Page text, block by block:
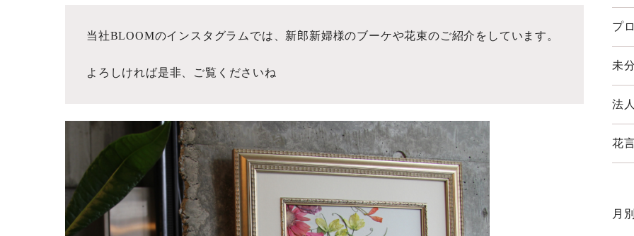
当社BLOOMのインスタグラムでは、新郎新婦様のブーケや花束のご紹介をしています。
よろしければ是非、ご覧くださいね
プ
未
法
花
月